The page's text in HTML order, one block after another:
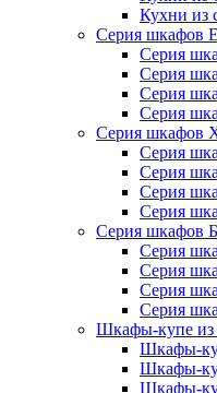
Кухни из
Серия шкафов
Серия
Серия
Серия
Серия
Серия шкафов
Серия
Серия
Серия
Серия
Серия шкафов
Серия
Серия
Серия
Серия
Шкафы-купе из
Шкафы-
Шкафы-
Шкафы-